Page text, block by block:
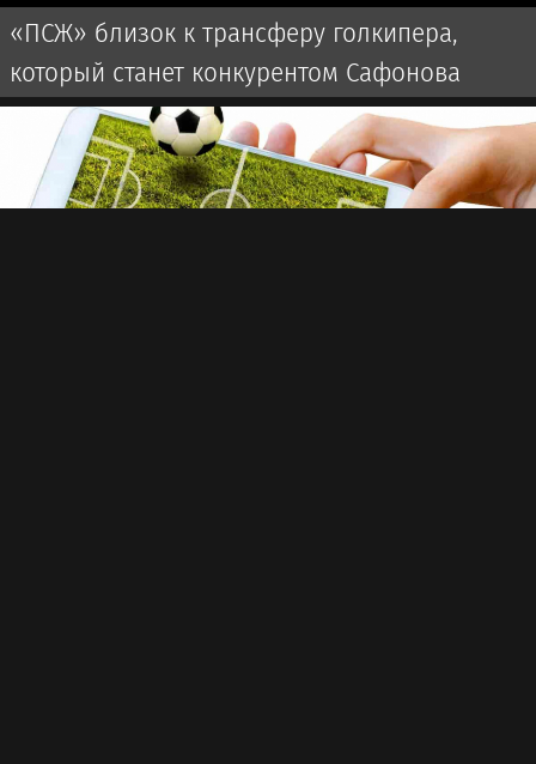
«ПСЖ» близок к трансферу голкипера,
который станет конкурентом Сафонова